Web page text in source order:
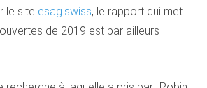
le site esag.swiss, le rapport qui met
de 2019 est par ailleurs